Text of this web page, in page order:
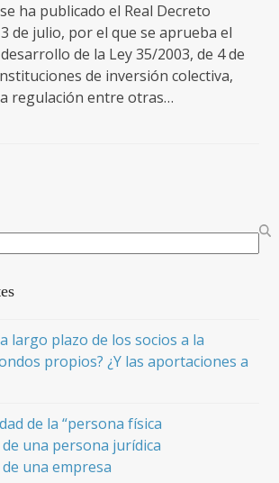
ha publicado el Real Decreto
de julio, por el que se aprueba el
de la Ley 35/2003, de 4 de
de inversión colectiva,
regulación entre otras…
largo plazo de los socios a la
propios? ¿Y las aportaciones a
de la “persona física
una persona jurídica
una empresa